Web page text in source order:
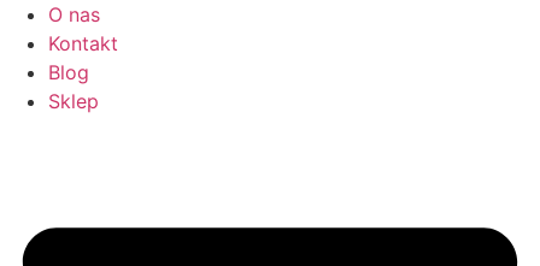
O nas
Kontakt
Blog
Sklep